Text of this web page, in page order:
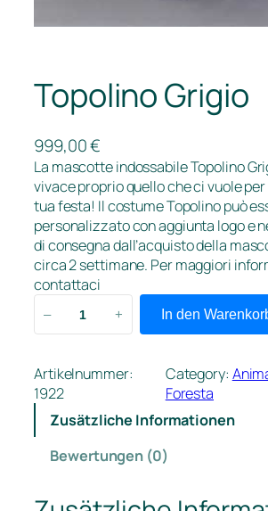
Topolino Grigio
999,00€
La mascotte indossabile Topolino
vivace proprio quello che ci vuole
tua festa! Il costume Topolino può
personalizzato con aggiunta logo e
di consegna dall’acquisto della
circa 2 settimane. Per maggiori
contattaci
o
l
n
r
– + In den
Artikelnummer:
1922
Category:
Foresta
Zusätzliche Informationen
Bewertungen (0)